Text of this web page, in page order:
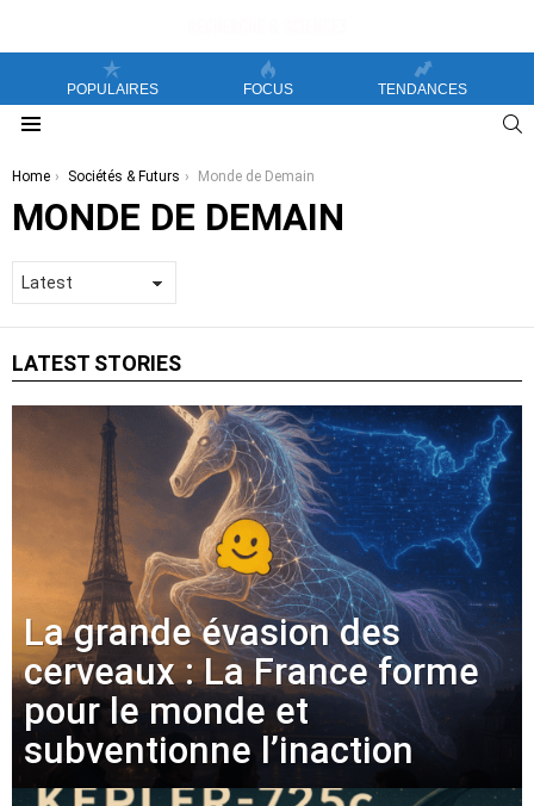
POPULAIRES FOCUS TENDANCES
You are here:
Home Sociétés & Futurs Monde de Demain
MONDE DE DEMAIN
LATEST STORIES
La grande évasion des
cerveaux : La France forme
pour le monde et
subventionne l’inaction